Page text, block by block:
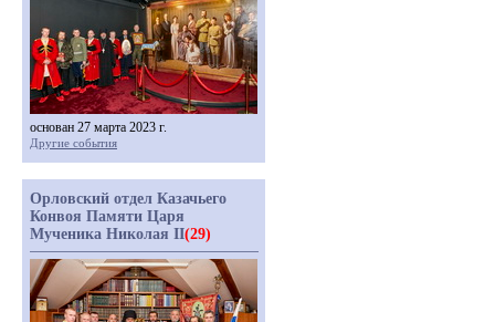
основан 27 марта 2023 г.
Другие события
Орловский отдел Казачьего
Конвоя Памяти Царя
Мученика Николая II(29)